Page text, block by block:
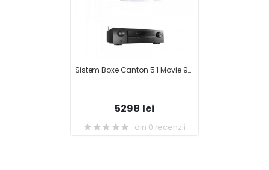
Sistem Boxe Canton 5.1 Movie 95 + RECEIVER AV DENON AVR-S660H
5298 lei
din 0 recenzii